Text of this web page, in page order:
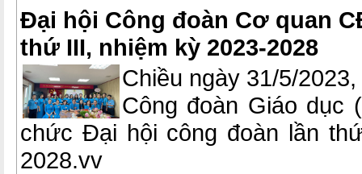
Đại hội Công đoàn Cơ quan
thứ III, nhiệm kỳ 2023-2028
Chiều ngày 31/5/
Công đoàn Giáo dục
chức Đại hội công đoàn lần
2028.vv